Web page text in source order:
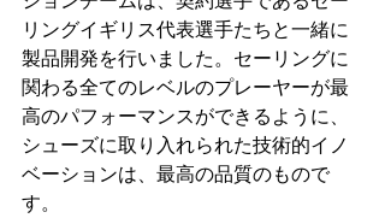
リングイギリス代表選手たちと一緒に
製品開発を行いました。セーリングに
関わる全てのレベルのプレーヤーが最
高のパフォーマンスができるように、
シューズに取り入れられた技術的イノ
ベーションは、最高の品質のもので
す。